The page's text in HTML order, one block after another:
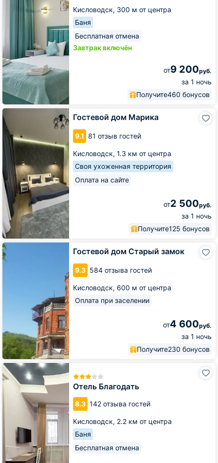
Кисловодск, 300 м от центра
Баня
Бесплатная отмена
Завтрак включён
от9 200руб.
за 1 ночь
Получите460 бонусов
Гостевой дом Марика
9.1 81 отзыв гостей
Кисловодск, 1.3 км от центра
Своя ухоженная территория
Оплата на сайте
от2 500руб.
за 1 ночь
Получите125 бонусов
Гостевой
дом
Марика
Гостевой дом Старый замок
9.3 584 отзыва гостей
Кисловодск, 600 м от центра
Оплата при заселении
от4 600руб.
за 1 ночь
Получите230 бонусов
Гостевой
дом
Старый
Отель Благодать
8.3 142 отзыва гостей
Кисловодск, 2.2 км от центра
Баня
Бесплатная отмена
Отель
Благодать